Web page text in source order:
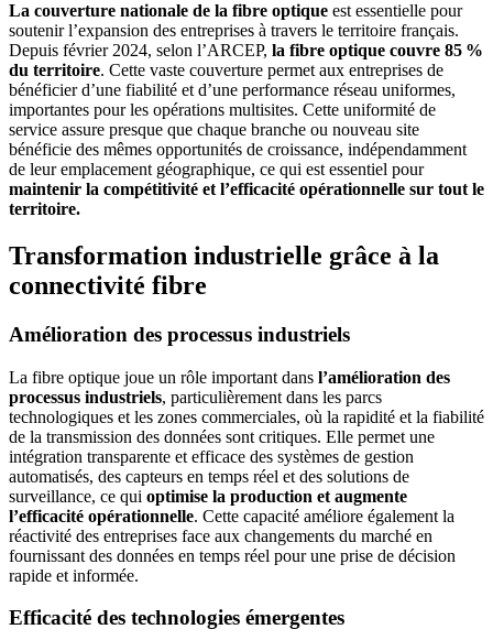
La couverture nationale de la fibre optique est essentielle pour
soutenir l’expansion des entreprises à travers le territoire français.
Depuis février 2024, selon l’ARCEP, la fibre optique couvre 85 %
du territoire. Cette vaste couverture permet aux entreprises de
bénéficier d’une fiabilité et d’une performance réseau uniformes,
importantes pour les opérations multisites. Cette uniformité de
service assure presque que chaque branche ou nouveau site
bénéficie des mêmes opportunités de croissance, indépendamment
de leur emplacement géographique, ce qui est essentiel pour
maintenir la compétitivité et l’efficacité opérationnelle sur tout le
territoire.
Transformation industrielle grâce à la
connectivité fibre
Amélioration des processus industriels
La fibre optique joue un rôle important dans l’amélioration des
processus industriels, particulièrement dans les parcs
technologiques et les zones commerciales, où la rapidité et la fiabilité
de la transmission des données sont critiques. Elle permet une
intégration transparente et efficace des systèmes de gestion
automatisés, des capteurs en temps réel et des solutions de
surveillance, ce qui optimise la production et augmente
l’efficacité opérationnelle. Cette capacité améliore également la
réactivité des entreprises face aux changements du marché en
fournissant des données en temps réel pour une prise de décision
rapide et informée.
Efficacité des technologies émergentes